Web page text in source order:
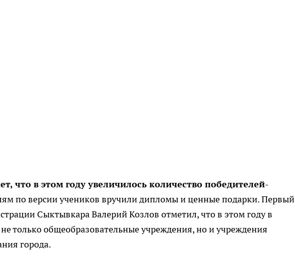
что в этом году увеличилось количество победителей-
по версии учеников вручили дипломы и ценные подарки. Первый
Сыктывкара Валерий Козлов отметил, что в этом году в
только общеобразовательные учреждения, но и учреждения
города.